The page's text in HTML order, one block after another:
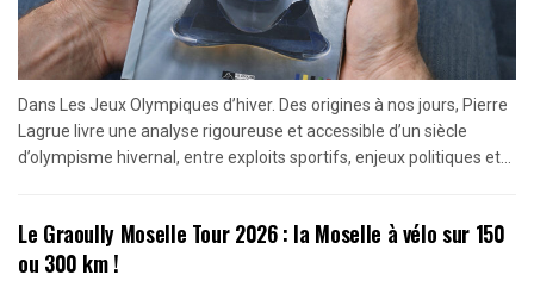
Dans Les Jeux Olympiques d’hiver. Des origines à nos jours, Pierre
Lagrue livre une analyse rigoureuse et accessible d’un siècle
d’olympisme hivernal, entre exploits sportifs, enjeux politiques et...
Le Graoully Moselle Tour 2026 : la Moselle à vélo sur 150
ou 300 km !